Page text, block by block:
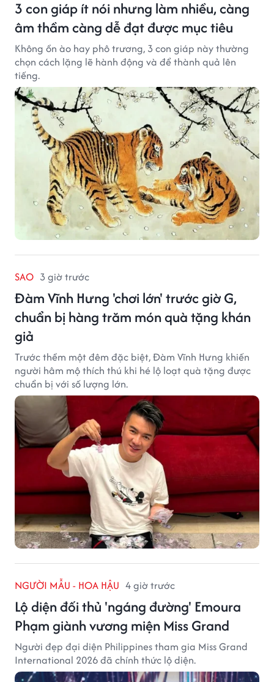
3 con giáp ít nói nhưng làm nhiều, càng
âm thầm càng dễ đạt được mục tiêu
Không ồn ào hay phô trương, 3 con giáp này thường
chọn cách lặng lẽ hành động và để thành quả lên
tiếng.
SAO 3 giờ trước
Đàm Vĩnh Hưng 'chơi lớn' trước giờ G,
chuẩn bị hàng trăm món quà tặng khán
giả
Trước thềm một đêm đặc biệt, Đàm Vĩnh Hưng khiến
người hâm mộ thích thú khi hé lộ loạt quà tặng được
chuẩn bị với số lượng lớn.
NGƯỜI MẪU - HOA HẬU 4 giờ trước
Lộ diện đối thủ 'ngáng đường' Emoura
Phạm giành vương miện Miss Grand
Người đẹp đại diện Philippines tham gia Miss Grand
International 2026 đã chính thức lộ diện.